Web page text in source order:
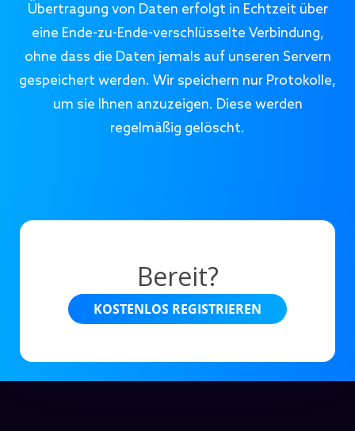
Übertragung von Daten erfolgt in Echtzeit über
eine Ende-zu-Ende-verschlüsselte Verbindung,
ohne dass die Daten jemals auf unseren Servern
gespeichert werden. Wir speichern nur Protokolle,
um sie Ihnen anzuzeigen. Diese werden
regelmäßig gelöscht.
Bereit?
KOSTENLOS REGISTRIEREN